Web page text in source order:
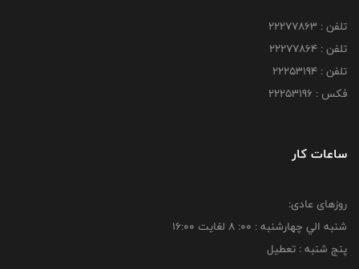
تلفن : 22277863
تلفن : 22277864
تلفن : 22253194
فکس : 22253196
ساعات کار
روزهای عادی:
شنبه الي چهارشنبه : 00: 8 لغايت 16:00
پنج شنبه : تعطیل